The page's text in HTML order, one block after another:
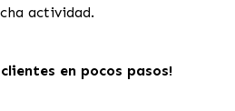
actividad.
en pocos pasos!